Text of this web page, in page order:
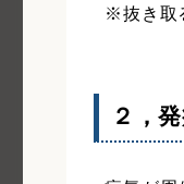
※抜き取
２，